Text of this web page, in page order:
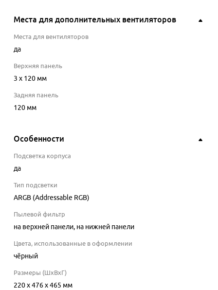
Места для дополнительных вентиляторов
Места для вентиляторов
да
Верхняя панель
3 x 120 мм
Задняя панель
120 мм
Особенности
Подсветка корпуса
да
Тип подсветки
ARGB (Addressable RGB)
Пылевой фильтр
на верхней панели, на нижней панели
Цвета, использованные в оформлении
чёрный
Размеры (ШхВхГ)
220 x 476 x 465 мм